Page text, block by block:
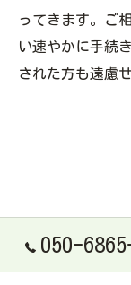
ってきます。ご
い速やかに手続
された方も遠慮
050-